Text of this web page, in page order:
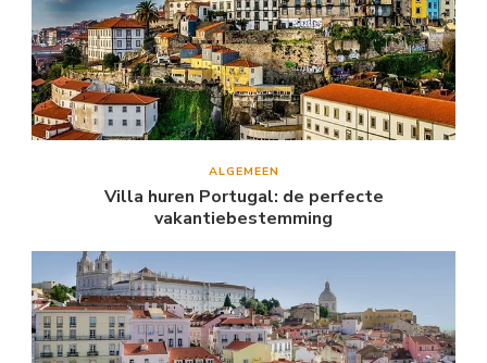
ALGEMEEN
Villa huren Portugal: de perfecte
vakantiebestemming